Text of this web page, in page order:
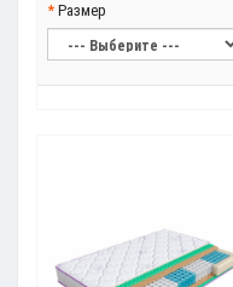
Размер